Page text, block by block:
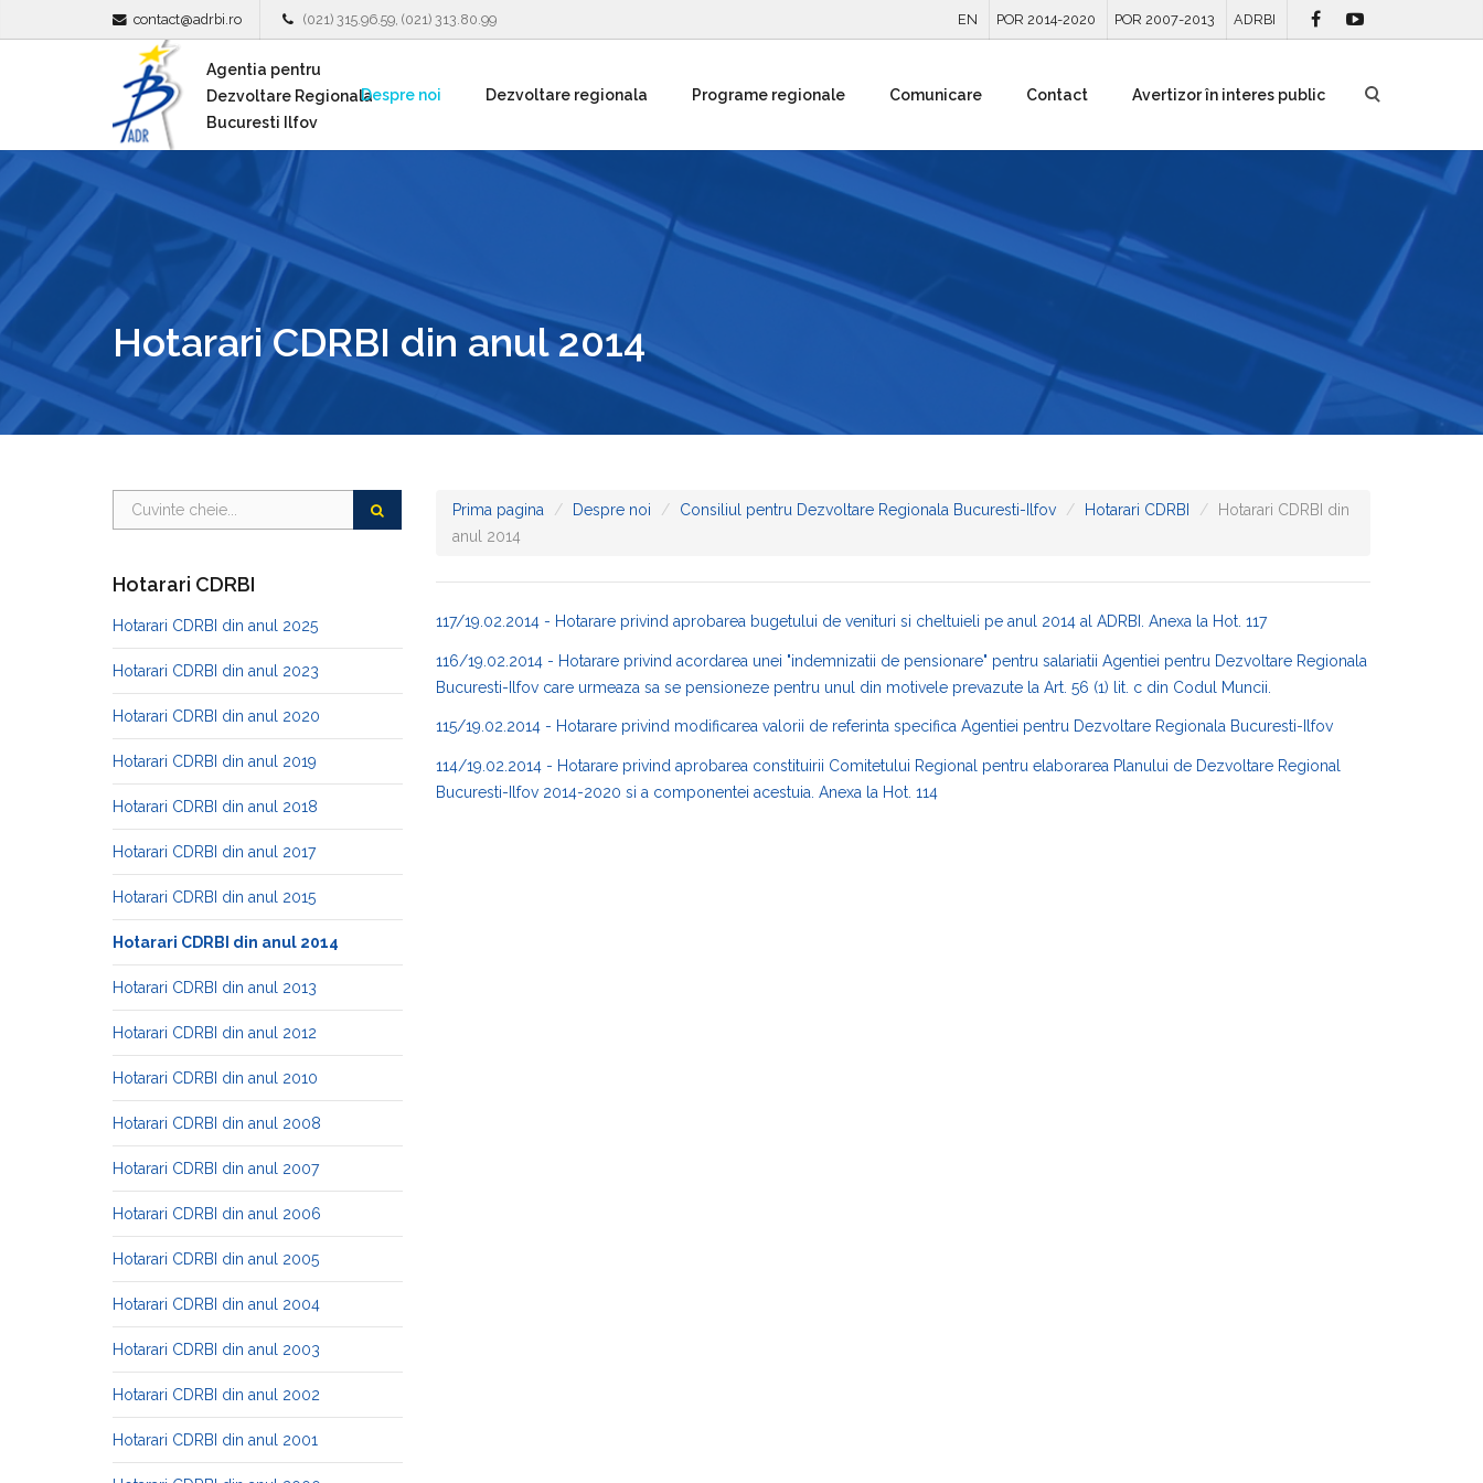
contact@adrbi.ro (021) 315.96.59, (021) 313.80.99 EN POR 2014-2020 POR 2007-2013 ADRBI
Agentia pentru
Dezvoltare Regionala
Bucuresti Ilfov
Despre noi Dezvoltare regionala Programe regionale Comunicare Contact Avertizor în interes public
Hotarari CDRBI din anul 2014
Prima pagina Despre noi Consiliul pentru Dezvoltare Regionala Bucuresti-Ilfov Hotarari CDRBI
Hotarari CDRBI din
anul 2014
117/19.02.2014 - Hotarare privind aprobarea bugetului de venituri si cheltuieli pe anul 2014 al ADRBI. Anexa la Hot. 117
116/19.02.2014 - Hotarare privind acordarea unei "indemnizatii de pensionare" pentru salariatii Agentiei pentru Dezvoltare Regionala
Bucuresti-Ilfov care urmeaza sa se pensioneze pentru unul din motivele prevazute la Art. 56 (1) lit. c din Codul Muncii.
115/19.02.2014 - Hotarare privind modificarea valorii de referinta specifica Agentiei pentru Dezvoltare Regionala Bucuresti-Ilfov
114/19.02.2014 - Hotarare privind aprobarea constituirii Comitetului Regional pentru elaborarea Planului de Dezvoltare Regional
Bucuresti-Ilfov 2014-2020 si a componentei acestuia. Anexa la Hot. 114
Hotarari CDRBI
Hotarari CDRBI din anul 2025
Hotarari CDRBI din anul 2023
Hotarari CDRBI din anul 2020
Hotarari CDRBI din anul 2019
Hotarari CDRBI din anul 2018
Hotarari CDRBI din anul 2017
Hotarari CDRBI din anul 2015
Hotarari CDRBI din anul 2014
Hotarari CDRBI din anul 2013
Hotarari CDRBI din anul 2012
Hotarari CDRBI din anul 2010
Hotarari CDRBI din anul 2008
Hotarari CDRBI din anul 2007
Hotarari CDRBI din anul 2006
Hotarari CDRBI din anul 2005
Hotarari CDRBI din anul 2004
Hotarari CDRBI din anul 2003
Hotarari CDRBI din anul 2002
Hotarari CDRBI din anul 2001